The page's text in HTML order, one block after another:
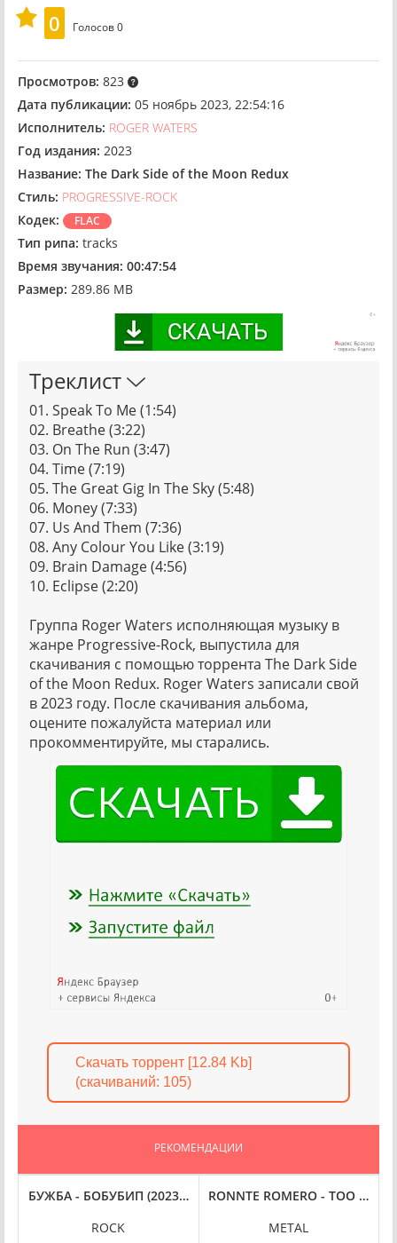
0
Голосов0
Просмотров: 823
Дата публикации: 05 ноябрь 2023, 22:54:16
Исполнитель: ROGER WATERS
Год издания: 2023
Название: The Dark Side of the Moon Redux
Стиль: PROGRESSIVE-ROCK
Кодек:
FLAC
Тип рипа: tracks
Время звучания: 00:47:54
Размер: 289.86 MB
Треклист
01. Speak To Me (1:54)
02. Breathe (3:22)
03. On The Run (3:47)
04. Time (7:19)
05. The Great Gig In The Sky (5:48)
06. Money (7:33)
07. Us And Them (7:36)
08. Any Colour You Like (3:19)
09. Brain Damage (4:56)
10. Eclipse (2:20)
Группа Roger Waters исполняющая музыку в
жанре Progressive-Rock, выпустила для
скачивания с помощью торрента The Dark Side
of the Moon Redux. Roger Waters записали свой
в 2023 году. После скачивания альбома,
оцените пожалуйста материал или
прокомментируйте, мы старались.
Скачать торрент [12.84 Kb]
(cкачиваний: 105)
РЕКОМЕНДАЦИИ
HI-RES] (2023) FLAC
- АРХАРА И ЧЕ (2023) FLAC
БУЖБА - БОБУБИП (2023) FLAC
ROCK
RONNTE ROMERO - TOO
METAL